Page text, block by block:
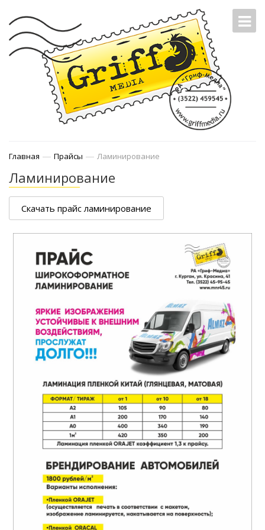
Главная — Прайсы — Ламинирование
Ламинирование
Скачать прайс ламинирование